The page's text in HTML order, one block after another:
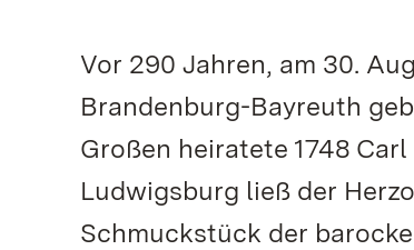
Vor 290 Jahren, am 30.
Brandenburg-Bayreuth
Großen heiratete 1748
Ludwigsburg ließ der
Schmuckstück der